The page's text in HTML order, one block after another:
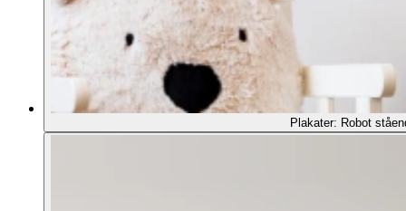
Plakater: Robot